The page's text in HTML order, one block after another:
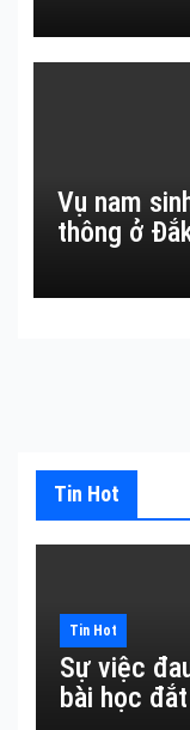
Vụ nam
thông ở
Tin Hot
Tin Hot
Sự việc
bài học